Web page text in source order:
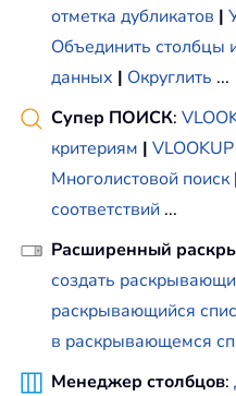
отметка дубликатов |
Объединить столбцы
данных | Округлить ...
Супер ПОИСК:
критериям |
Многолистовой поиск
соответствий ...
Расширенный
создать
раскрывающийся
в раскрывающемся
Менеджер столбцов: